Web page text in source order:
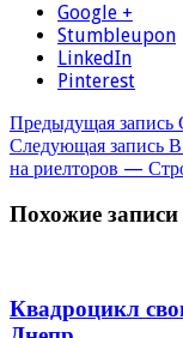
Google +
Stumbleupon
LinkedIn
Pinterest
Предыдущая запись
Следующая запись В
на риелторов —
Похожие записи
Квадроцикл